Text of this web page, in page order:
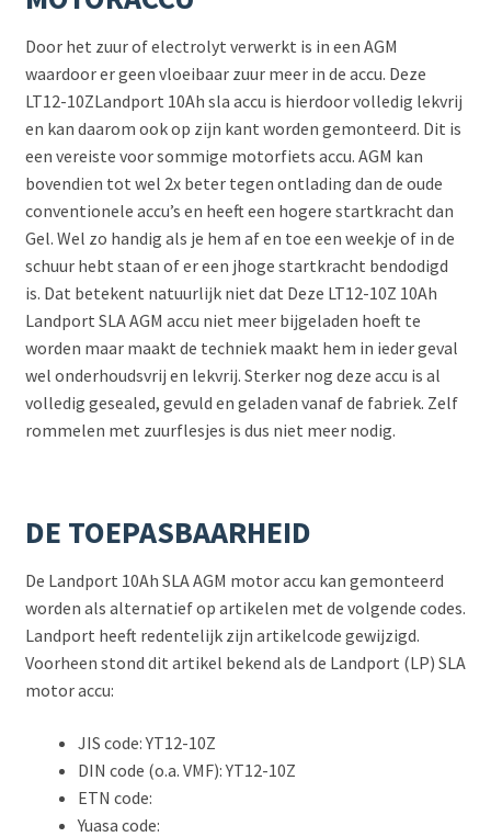
Door het zuur of electrolyt verwerkt is in een AGM
waardoor er geen vloeibaar zuur meer in de accu. Deze
LT12-10ZLandport 10Ah sla accu is hierdoor volledig lekvrij
en kan daarom ook op zijn kant worden gemonteerd. Dit is
een vereiste voor sommige motorfiets accu. AGM kan
bovendien tot wel 2x beter tegen ontlading dan de oude
conventionele accu’s en heeft een hogere startkracht dan
Gel. Wel zo handig als je hem af en toe een weekje of in de
schuur hebt staan of er een jhoge startkracht bendodigd
is. Dat betekent natuurlijk niet dat Deze LT12-10Z 10Ah
Landport SLA AGM accu niet meer bijgeladen hoeft te
worden maar maakt de techniek maakt hem in ieder geval
wel onderhoudsvrij en lekvrij. Sterker nog deze accu is al
volledig gesealed, gevuld en geladen vanaf de fabriek. Zelf
rommelen met zuurflesjes is dus niet meer nodig.
DE TOEPASBAARHEID
De Landport 10Ah SLA AGM motor accu kan gemonteerd
worden als alternatief op artikelen met de volgende codes.
Landport heeft redentelijk zijn artikelcode gewijzigd.
Voorheen stond dit artikel bekend als de Landport (LP) SLA
motor accu:
JIS code: YT12-10Z
DIN code (o.a. VMF): YT12-10Z
ETN code:
Yuasa code: